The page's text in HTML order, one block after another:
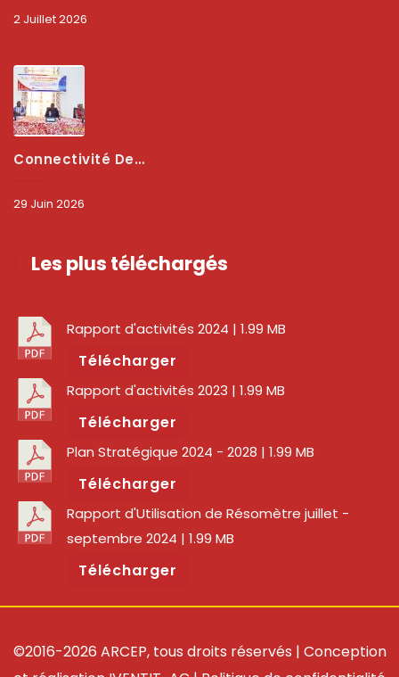
2 Juillet 2026
Connectivité Des Territoires : L’ARCEP Et Les Collectivités Territoriales Scellent Un Pacte Stratégique À Bobo-Dioulasso Pour Booster La Qualité Des Réseaux
29 Juin 2026
Les plus téléchargés
Rapport d'activités 2024 | 1.99 MB
Télécharger
Rapport d'activités 2023 | 1.99 MB
Télécharger
Plan Stratégique 2024 - 2028 | 1.99 MB
Télécharger
Rapport d'Utilisation de Résomètre juillet -
septembre 2024 | 1.99 MB
Télécharger
©2016-2026 ARCEP, tous droits réservés | Conception